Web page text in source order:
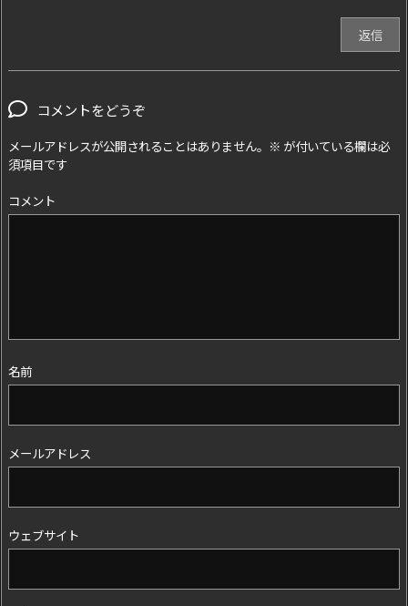
返信
コメントをどうぞ
メールアドレスが公開されることはありません。 ※ が付いている欄は必
須項目です
コメント
名前
メールアドレス
ウェブサイト